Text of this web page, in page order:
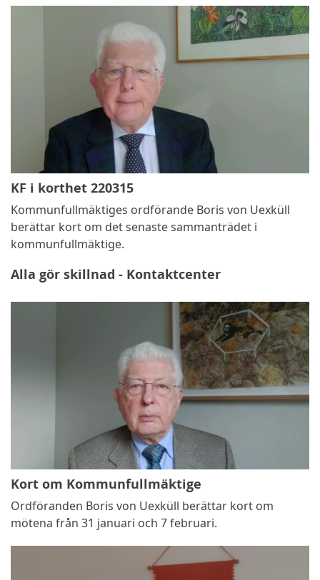
KF i korthet 220315
Kommunfullmäktiges ordförande Boris von Uexküll
berättar kort om det senaste sammanträdet i
kommunfullmäktige.
Alla gör skillnad - Kontaktcenter
Kort om Kommunfullmäktige
Ordföranden Boris von Uexküll berättar kort om
mötena från 31 januari och 7 februari.